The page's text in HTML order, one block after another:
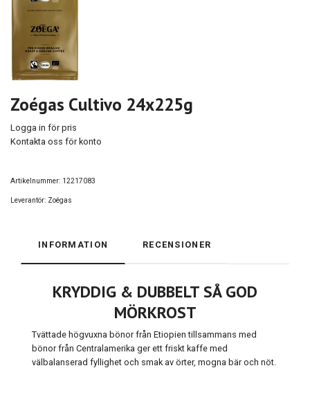
Zoégas Cultivo 24x225g
Logga in för pris
Kontakta oss för konto
Artikelnummer: 12217083
Leverantör: Zoégas
INFORMATION RECENSIONER
KRYDDIG & DUBBELT SÅ GOD
MÖRKROST
Tvättade högvuxna bönor från Etiopien tillsammans med
bönor från Centralamerika ger ett friskt kaffe med
välbalanserad fyllighet och smak av örter, mogna bär och nöt.